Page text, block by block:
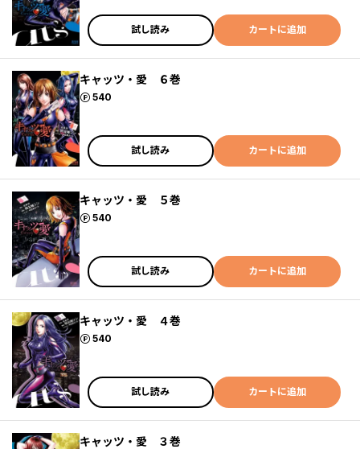
試し読み カートに追加
キャッツ・愛 ６巻
540
ポイント
試し読み カートに追加
キャッツ・愛 ５巻
540
ポイント
試し読み カートに追加
キャッツ・愛 ４巻
540
ポイント
試し読み カートに追加
キャッツ・愛 ３巻